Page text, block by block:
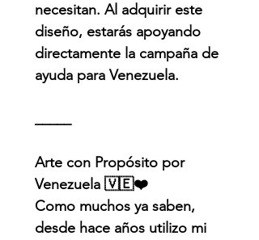
necesitan. Al adquirir este
diseño, estarás apoyando
directamente la campaña de
ayuda para Venezuela.
Arte con Propósito por
Venezuela 🇻🇪❤️
Como muchos ya saben,
desde hace años utilizo mi